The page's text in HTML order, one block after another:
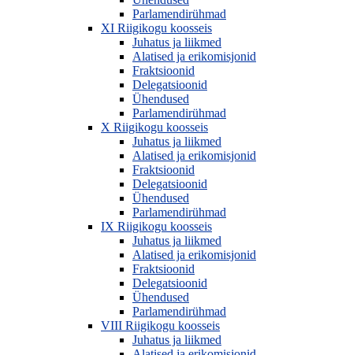
Parlamendirühmad
XI Riigikogu koosseis
Juhatus ja liikmed
Alatised ja erikomisjonid
Fraktsioonid
Delegatsioonid
Ühendused
Parlamendirühmad
X Riigikogu koosseis
Juhatus ja liikmed
Alatised ja erikomisjonid
Fraktsioonid
Delegatsioonid
Ühendused
Parlamendirühmad
IX Riigikogu koosseis
Juhatus ja liikmed
Alatised ja erikomisjonid
Fraktsioonid
Delegatsioonid
Ühendused
Parlamendirühmad
VIII Riigikogu koosseis
Juhatus ja liikmed